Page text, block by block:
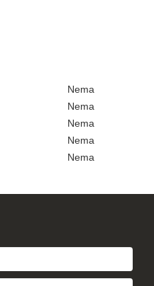
Nema
Nema
Nema
Nema
Nema